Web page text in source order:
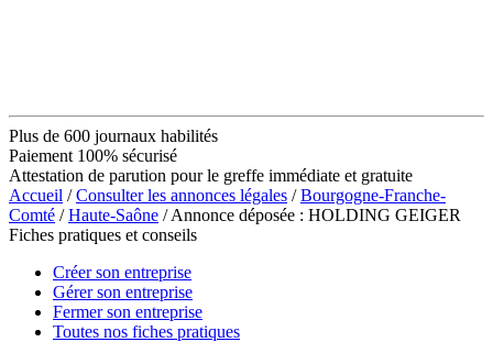
Plus de 600 journaux habilités
Paiement 100% sécurisé
Attestation de parution pour le greffe immédiate et gratuite
Accueil /Consulter les annonces légales /Bourgogne-Franche-
Comté /Haute-Saône / Annonce déposée : HOLDING GEIGER
Fiches pratiques et conseils
Créer son entreprise
Gérer son entreprise
Fermer son entreprise
Toutes nos fiches pratiques